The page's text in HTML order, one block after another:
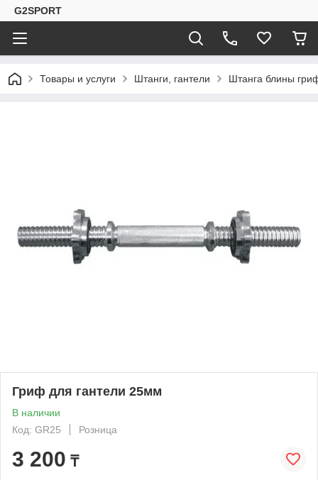
G2SPORT
Товары и услуги Штанги, гантели Штанга блины
Гриф для гантели 25мм
В наличии
Код: GR25
Розница
3 200 ₸